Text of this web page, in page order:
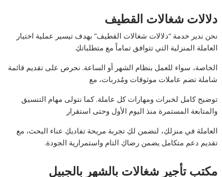
دلالات شغالات القطيف
نحن ندير خدمة “دلالات شغالات القطيف” بهدف تيسير عملية اختيار
العاملة المنزلية التي تتوافق تماماً مع متطلباتكِ
الخاصة، سواء للعمل بنظام الشهر أو الساعة. نحرص على تقديم قائمة
شاملة تضم عاملات موثوقات ومُدربات، مع
توضيح كامل لخبرات ومهارات كل عاملة. كما نتولى مهام التنسيق
والمتابعة المستمرة منذ اليوم الأول وحتى استقرار
العاملة في منزلكِ، لنضمن لكِ تجربة مريحة تفاديكِ عناء البحث، مع
تقديم دعم متكامل يضمن رضاكِ التام واستمرارية الجودة.
مكتب تأجير شغالات بالشهر بالجبيل